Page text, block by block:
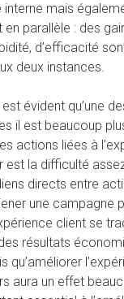
mais
en parallèle : des
d’efficacité
deux instances.
évident qu’une
il est beaucoup
actions liées à
est la difficulté
directs entre
une campagne
client se
résultats
qu’améliorer
aura un effet